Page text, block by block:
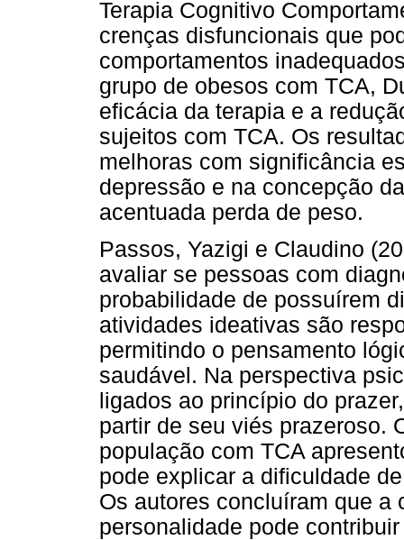
Terapia Cognitivo
crenças disfuncionais que
comportamentos
grupo de obesos com TCA,
eficácia da terapia e a
sujeitos com TCA. Os
melhoras com significância
depressão e na concepção
acentuada perda de peso.
Passos, Yazigi e Claudino
avaliar se pessoas com
probabilidade de possuírem
atividades ideativas são
permitindo o pensamento
saudável. Na perspectiva
ligados ao princípio do
partir de seu viés prazeroso.
população com TCA
pode explicar a dificuldade
Os autores concluíram que a
personalidade pode